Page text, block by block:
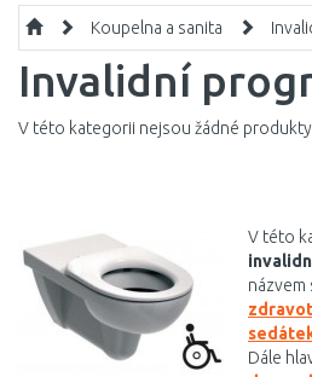
Koupelna a sanita
Invalidní
V této kategorii nejsou žádné
V této
názvem
Dále